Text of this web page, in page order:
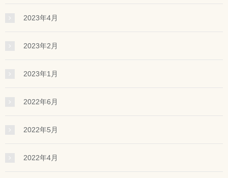
2023年4月
2023年2月
2023年1月
2022年6月
2022年5月
2022年4月